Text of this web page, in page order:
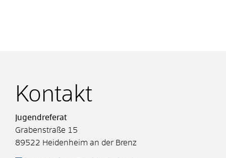
Kontakt
Jugendreferat
Grabenstraße 15
89522 Heidenheim an der Brenz